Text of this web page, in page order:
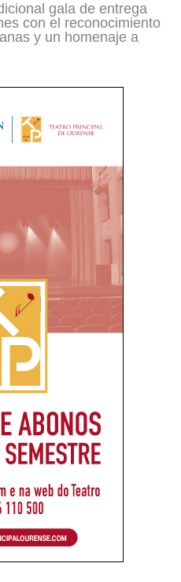
gala de entrega
con el reconocimiento
y un homenaje a